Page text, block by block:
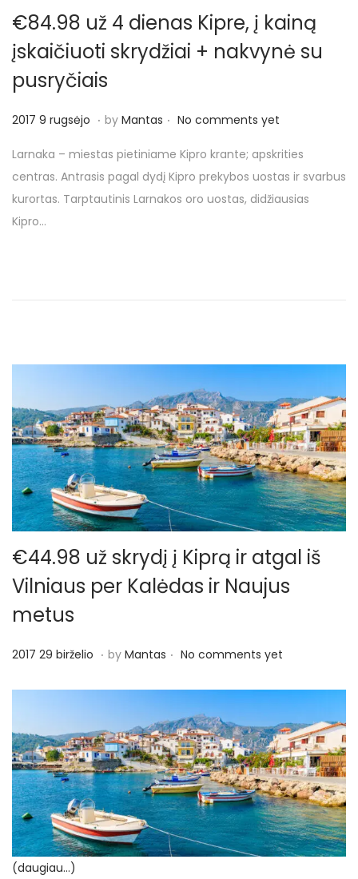
€84.98 už 4 dienas Kipre, į kainą
įskaičiuoti skrydžiai + nakvynė su
pusryčiais
P
s
t
e
d
2017 9 rugsėjo 2
1
7
9
o
. by Mantas . No comments yet
Larnaka – miestas pietiniame Kipro krante; apskrities
centras. Antrasis pagal dydį Kipro prekybos uostas ir svarbus
kurortas. Tarptautinis Larnakos oro uostas, didžiausias
Kipro…
€44.98 už skrydį į Kiprą ir atgal iš
Vilniaus per Kalėdas ir Naujus
metus
P
e
d
o
n
2017 29 birželio 2
2
9
i
r
ž
. by Mantas . No comments yet
(daugiau…)